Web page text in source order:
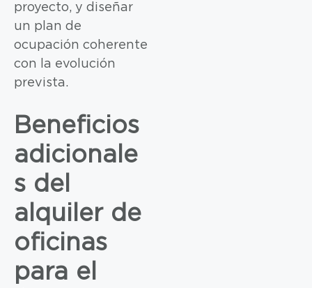
proyecto, y diseñar
un plan de
ocupación coherente
con la evolución
prevista.
Beneficios
adicionale
s del
alquiler de
oficinas
para el